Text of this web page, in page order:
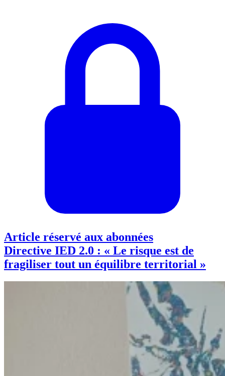
Article réservé aux abonnées
Directive IED 2.0 : « Le risque est de
fragiliser tout un équilibre territorial »